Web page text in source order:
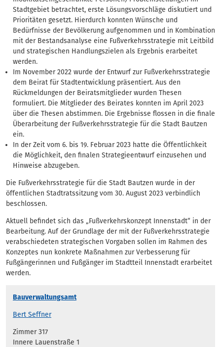
Stadtgebiet betrachtet, erste Lösungsvorschläge diskutiert und
Prioritäten gesetzt. Hierdurch konnten Wünsche und
Bedürfnisse der Bevölkerung aufgenommen und in Kombination
mit der Bestandsanalyse eine Fußverkehrsstrategie mit Leitbild
und strategischen Handlungszielen als Ergebnis erarbeitet
werden.
Im November 2022 wurde der Entwurf zur Fußverkehrsstrategie
dem Beirat für Stadtentwicklung präsentiert. Aus den
Rückmeldungen der Beiratsmitglieder wurden Thesen
formuliert. Die Mitglieder des Beirates konnten im April 2023
über die Thesen abstimmen. Die Ergebnisse flossen in die finale
Überarbeitung der Fußverkehrsstrategie für die Stadt Bautzen
ein.
In der Zeit vom 6. bis 19. Februar 2023 hatte die Öffentlichkeit
die Möglichkeit, den finalen Strategieentwurf einzusehen und
Hinweise abzugeben.
Die Fußverkehrsstrategie für die Stadt Bautzen wurde in der
öffentlichen Stadtratssitzung vom 30. August 2023 verbindlich
beschlossen.
Aktuell befindet sich das „Fußverkehrskonzept Innenstadt“ in der
Bearbeitung. Auf der Grundlage der mit der Fußverkehrsstrategie
verabschiedeten strategischen Vorgaben sollen im Rahmen des
Konzeptes nun konkrete Maßnahmen zur Verbesserung für
Fußgängerinnen und Fußgänger im Stadtteil Innenstadt erarbeitet
werden.
Bauverwaltungsamt
Bert Seffner
Zimmer 317
Innere Lauenstraße 1